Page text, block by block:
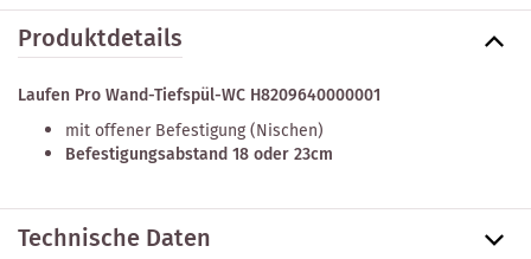
Produktdetails
Laufen Pro Wand-Tiefspül-WC H8209640000001
mit offener Befestigung (Nischen)
Befestigungsabstand 18 oder 23cm
Technische Daten